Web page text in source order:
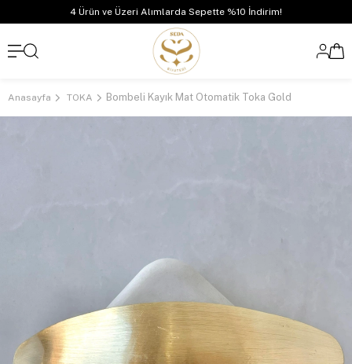
4 Ürün ve Üzeri Alımlarda Sepette %10 İndirim!
Anasayfa TOKA Bombeli Kayık Mat Otomatik Toka Gold